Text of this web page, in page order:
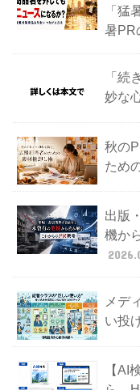
「猛
暑PR
「続
妙な
秋の
ため
出版
機か
メデ
い投
【AI